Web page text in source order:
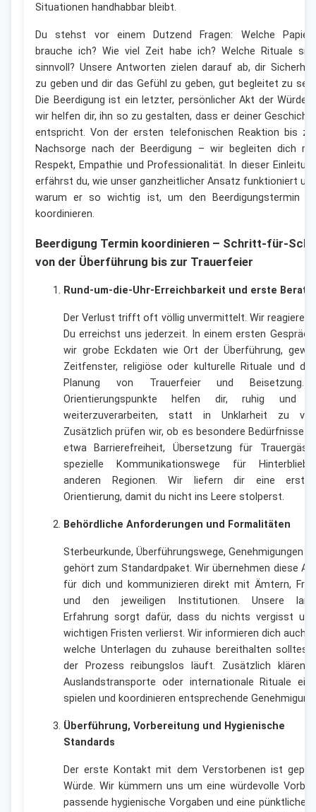
Situationen handhabbar bleibt.
Du stehst vor einem Dutzend Fragen: Welche
brauche ich? Wie viel Zeit habe ich? Welche Rituale
sinnvoll? Unsere Antworten zielen darauf ab, dir
zu geben und dir das Gefühl zu geben, gut begleitet zu
Die Beerdigung ist ein letzter, persönlicher Akt der Würde
wir helfen dir, ihn so zu gestalten, dass er deiner
entspricht. Von der ersten telefonischen Reaktion bis
Nachsorge nach der Beerdigung – wir begleiten dich
Respekt, Empathie und Professionalität. In dieser
erfährst du, wie unser ganzheitlicher Ansatz funktioniert
warum er so wichtig ist, um den Beerdigungstermin
koordinieren.
Beerdigung Termin koordinieren – Schritt-für-
von der Überführung bis zur Trauerfeier
Rund-um-die-Uhr-Erreichbarkeit und erste
Der Verlust trifft oft völlig unvermittelt. Wir reagieren
Du erreichst uns jederzeit. In einem ersten
wir grobe Eckdaten wie Ort der Überführung,
Zeitfenster, religiöse oder kulturelle Rituale und
Planung von Trauerfeier und Beisetzung.
Orientierungspunkte helfen dir, ruhig und
weiterzuverarbeiten, statt in Unklarheit zu
Zusätzlich prüfen wir, ob es besondere Bedürfnisse
etwa Barrierefreiheit, Übersetzung für
spezielle Kommunikationswege für
anderen Regionen. Wir liefern dir eine
Orientierung, damit du nicht ins Leere stolperst.
Behördliche Anforderungen und Formalitäten
Sterbeurkunde, Überführungswege, Genehmigungen –
gehört zum Standardpaket. Wir übernehmen diese
für dich und kommunizieren direkt mit Ämtern,
und den jeweiligen Institutionen. Unsere
Erfahrung sorgt dafür, dass du nichts vergisst
wichtigen Fristen verlierst. Wir informieren dich auch
welche Unterlagen du zuhause bereithalten
der Prozess reibungslos läuft. Zusätzlich klären
Auslandstransporte oder internationale Rituale
spielen und koordinieren entsprechende
Überführung, Vorbereitung und Hygienische
Standards
Der erste Kontakt mit dem Verstorbenen ist
Würde. Wir kümmern uns um eine würdevolle
passende hygienische Vorgaben und eine pünktliche